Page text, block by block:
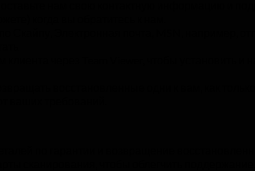
нам свою контактную информацию и
когда вы обратитесь к нам.
Электронная почта, MSN, например,
через Team Viewer, чтобы установить и
восстановленные одни к вам, как
ваших требований.
по гарантии и возвращение
сканирования, чтобы облегчить поддержание.